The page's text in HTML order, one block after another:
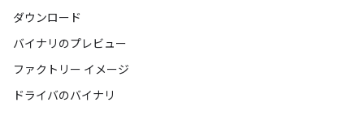
ダウンロード
バイナリのプレビュー
ファクトリー イメージ
ドライバのバイナリ